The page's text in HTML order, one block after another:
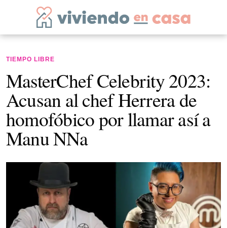
TIEMPO LIBRE
MasterChef Celebrity 2023:
Acusan al chef Herrera de
homofóbico por llamar así a
Manu NNa